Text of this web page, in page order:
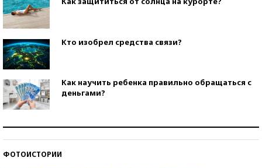
Кто изобрел средства связи?
Как научить ребенка правильно обращаться с
деньгами?
ФОТОИСТОРИИ